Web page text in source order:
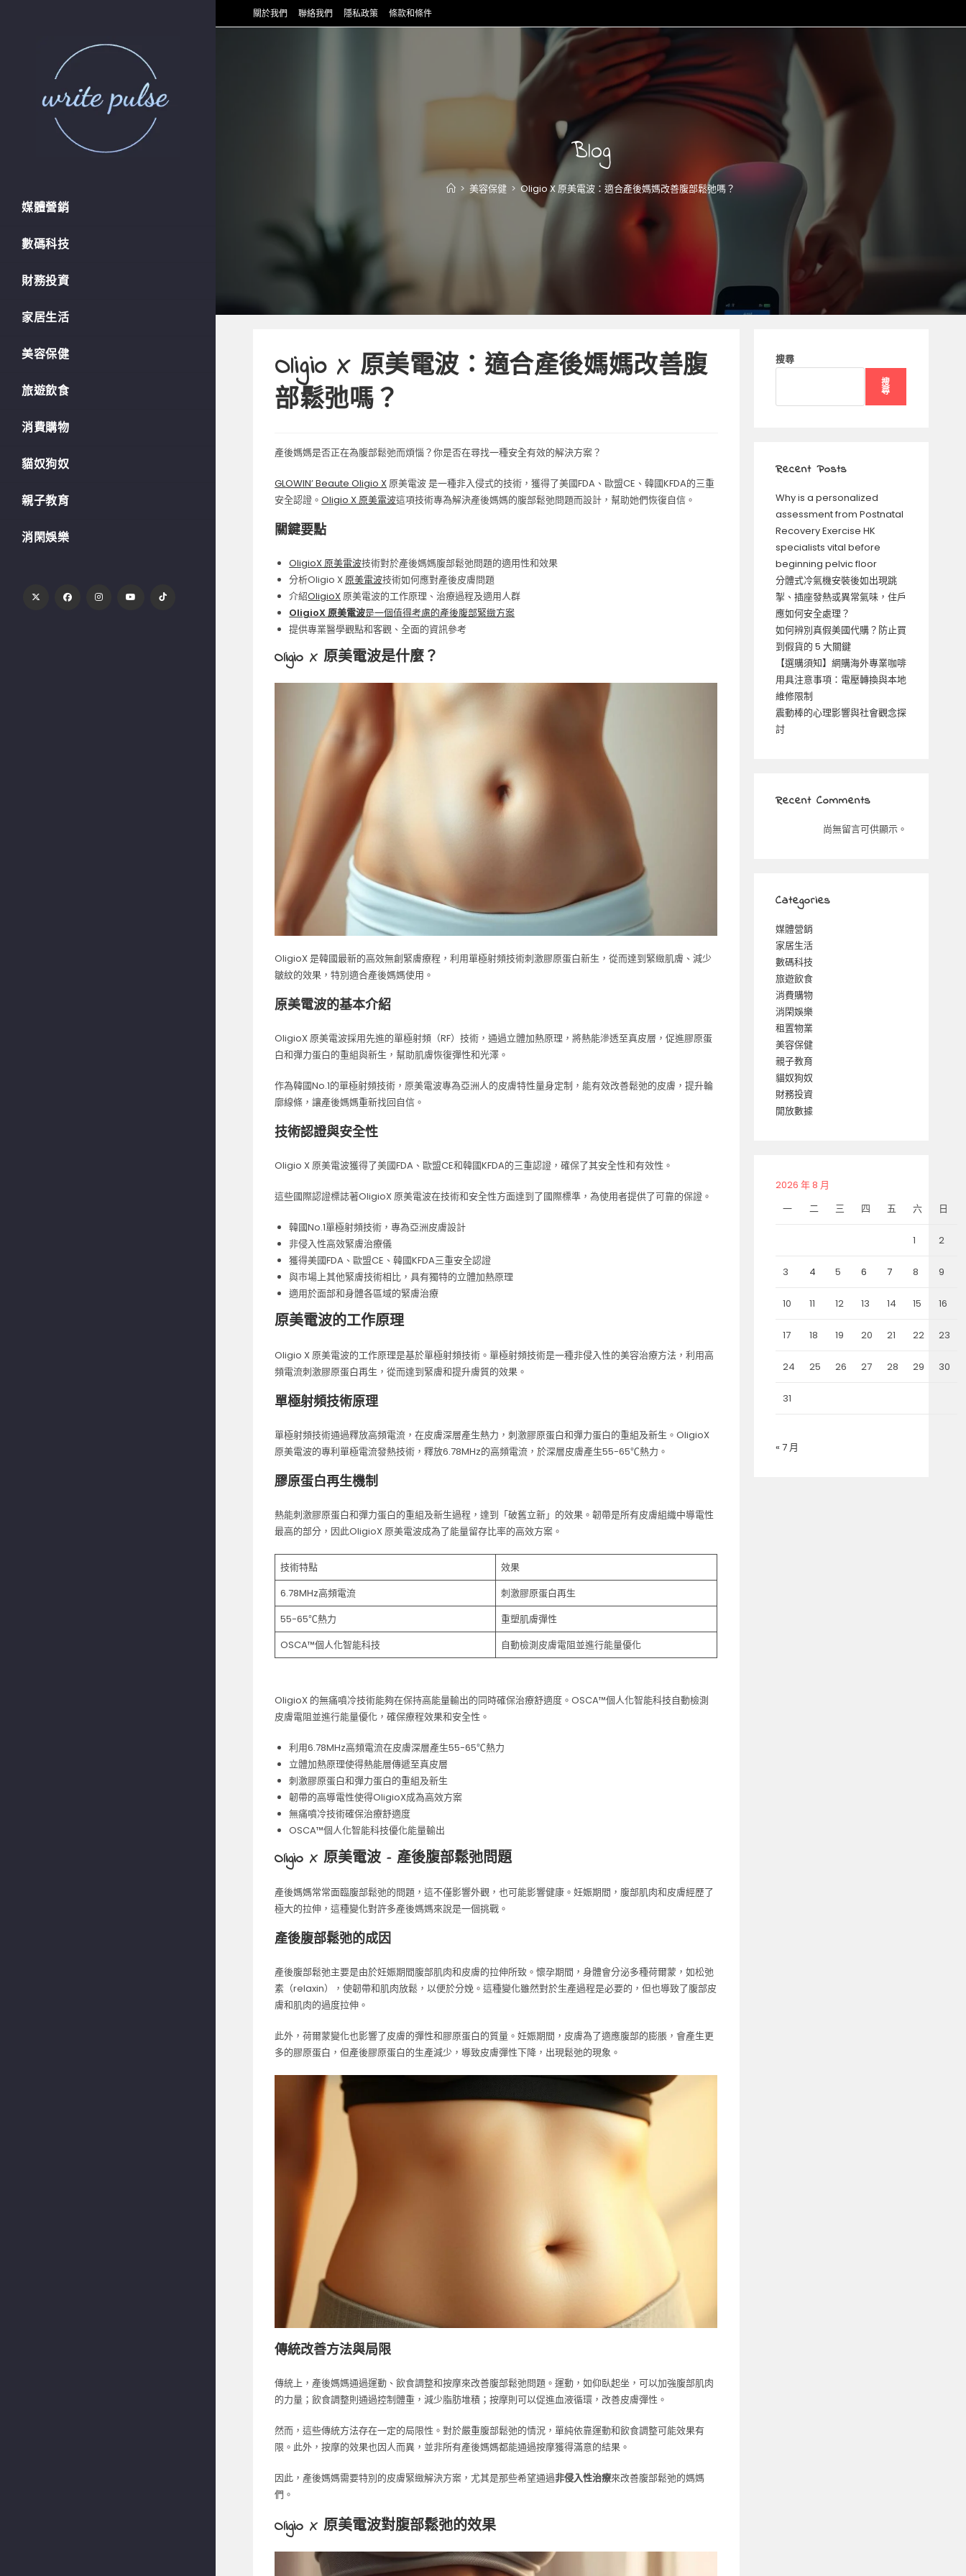
to
關於我們 聯絡我們 隱私政策 條款和條件
媒體營銷
數碼科技
財務投資
家居生活
美容保健
旅遊飲食
消費購物
貓奴狗奴
親子教育
消閑娛樂
Blog
> 美容保健 > Oligio X 原美電波：適合產後媽媽改善腹部鬆弛嗎？
Oligio X 原美電波：適合產後媽媽改善腹
部鬆弛嗎？
產後媽媽是否正在為腹部鬆弛而煩惱？你是否在尋找一種安全有效的解決方案？
GLOWIN’ Beaute Oligio X原美電波 是一種非入侵式的技術，獲得了美國FDA、歐盟CE、韓國KFDA的三重
安全認證。Oligio X 原美電波這項技術專為解決產後媽媽的腹部鬆弛問題而設計，幫助她們恢復自信。
關鍵要點
OligioX 原美電波技術對於產後媽媽腹部鬆弛問題的適用性和效果
分析Oligio X原美電波技術如何應對產後皮膚問題
介紹OligioX原美電波的工作原理、治療過程及適用人群
OligioX 原美電波是一個值得考慮的產後腹部緊緻方案
提供專業醫學觀點和客觀、全面的資訊參考
Oligio X 原美電波是什麼？
OligioX 是韓國最新的高效無創緊膚療程，利用單極射頻技術刺激膠原蛋白新生，從而達到緊緻肌膚、減少
皺紋的效果，特別適合產後媽媽使用。
原美電波的基本介紹
OligioX 原美電波採用先進的單極射頻（RF）技術，通過立體加熱原理，將熱能滲透至真皮層，促進膠原蛋
白和彈力蛋白的重組與新生，幫助肌膚恢復彈性和光澤。
作為韓國No.1的單極射頻技術，原美電波專為亞洲人的皮膚特性量身定制，能有效改善鬆弛的皮膚，提升輪
廓線條，讓產後媽媽重新找回自信。
技術認證與安全性
Oligio X 原美電波獲得了美國FDA、歐盟CE和韓國KFDA的三重認證，確保了其安全性和有效性。
這些國際認證標誌著OligioX 原美電波在技術和安全性方面達到了國際標準，為使用者提供了可靠的保證。
韓國No.1單極射頻技術，專為亞洲皮膚設計
非侵入性高效緊膚治療儀
獲得美國FDA、歐盟CE、韓國KFDA三重安全認證
與市場上其他緊膚技術相比，具有獨特的立體加熱原理
適用於面部和身體各區域的緊膚治療
原美電波的工作原理
Oligio X 原美電波的工作原理是基於單極射頻技術。單極射頻技術是一種非侵入性的美容治療方法，利用高
頻電流刺激膠原蛋白再生，從而達到緊膚和提升膚質的效果。
單極射頻技術原理
單極射頻技術通過釋放高頻電流，在皮膚深層產生熱力，刺激膠原蛋白和彈力蛋白的重組及新生。OligioX
原美電波的專利單極電流發熱技術，釋放6.78MHz的高頻電流，於深層皮膚產生55-65℃熱力。
膠原蛋白再生機制
熱能刺激膠原蛋白和彈力蛋白的重組及新生過程，達到「破舊立新」的效果。韌帶是所有皮膚組織中導電性
最高的部分，因此OligioX 原美電波成為了能量留存比率的高效方案。
技術特點
效果
6.78MHz高頻電流
刺激膠原蛋白再生
55-65℃熱力
重塑肌膚彈性
OSCA™個人化智能科技
自動檢測皮膚電阻並進行能量優化
OligioX 的無痛噴冷技術能夠在保持高能量輸出的同時確保治療舒適度。OSCA™個人化智能科技自動檢測
皮膚電阻並進行能量優化，確保療程效果和安全性。
利用6.78MHz高頻電流在皮膚深層產生55-65℃熱力
立體加熱原理使得熱能層傳遞至真皮層
刺激膠原蛋白和彈力蛋白的重組及新生
韌帶的高導電性使得OligioX成為高效方案
無痛噴冷技術確保治療舒適度
OSCA™個人化智能科技優化能量輸出
Oligio X 原美電波 – 產後腹部鬆弛問題
產後媽媽常常面臨腹部鬆弛的問題，這不僅影響外觀，也可能影響健康。妊娠期間，腹部肌肉和皮膚經歷了
極大的拉伸，這種變化對許多產後媽媽來說是一個挑戰。
產後腹部鬆弛的成因
產後腹部鬆弛主要是由於妊娠期間腹部肌肉和皮膚的拉伸所致。懷孕期間，身體會分泌多種荷爾蒙，如松弛
素（relaxin），使韌帶和肌肉放鬆，以便於分娩。這種變化雖然對於生產過程是必要的，但也導致了腹部皮
膚和肌肉的過度拉伸。
此外，荷爾蒙變化也影響了皮膚的彈性和膠原蛋白的質量。妊娠期間，皮膚為了適應腹部的膨脹，會產生更
多的膠原蛋白，但產後膠原蛋白的生產減少，導致皮膚彈性下降，出現鬆弛的現象。
傳統改善方法與局限
傳統上，產後媽媽通過運動、飲食調整和按摩來改善腹部鬆弛問題。運動，如仰臥起坐，可以加強腹部肌肉
的力量；飲食調整則通過控制體重，減少脂肪堆積；按摩則可以促進血液循環，改善皮膚彈性。
然而，這些傳統方法存在一定的局限性。對於嚴重腹部鬆弛的情況，單純依靠運動和飲食調整可能效果有
限。此外，按摩的效果也因人而異，並非所有產後媽媽都能通過按摩獲得滿意的結果。
因此，產後媽媽需要特別的皮膚緊緻解決方案，尤其是那些希望通過非侵入性治療來改善腹部鬆弛的媽媽
們。
Oligio X 原美電波對腹部鬆弛的效果
搜尋
搜
尋
Recent Posts
Why is a personalized
assessment from Postnatal
Recovery Exercise HK
specialists vital before
beginning pelvic floor
分體式冷氣機安裝後如出現跳
掣、插座發熱或異常氣味，住戶
應如何安全處理？
如何辨別真假美國代購？防止買
到假貨的 5 大關鍵
【選購須知】網購海外專業咖啡
用具注意事項：電壓轉換與本地
維修限制
震動棒的心理影響與社會觀念探
討
Recent Comments
尚無留言可供顯示。
Categories
媒體營銷
家居生活
數碼科技
旅遊飲食
消費購物
消閑娛樂
租置物業
美容保健
親子教育
貓奴狗奴
財務投資
開放數據
2026 年 8 月
一
二 三 四 五 六 日
1 2
3 4 5 6 7 8 9
10 11 12 13 14 15 16
17 18 19 20 21 22 23
24 25 26 27 28 29 30
31
« 7 月